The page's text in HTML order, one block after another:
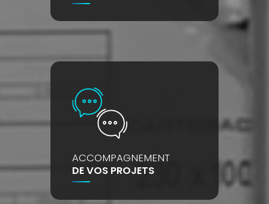
ACCOMPAGNEMENT
DE VOS PROJETS